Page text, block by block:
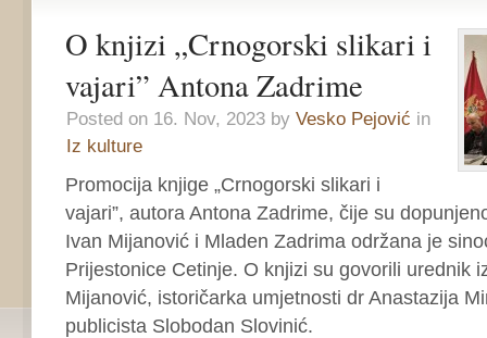
O knjizi „Crnogorski slikari i
vajari” Antona Zadrime
Posted on 16. Nov, 2023 by Vesko Pejović in
Iz kulture
Promocija knjige „Crnogorski slikari i
vajari”, autora Antona Zadrime, čije su
Ivan Mijanović i Mladen Zadrima održana je
Prijestonice Cetinje. O knjizi su govorili urednik
Mijanović, istoričarka umjetnosti dr Anastazija
publicista Slobodan Slovinić.